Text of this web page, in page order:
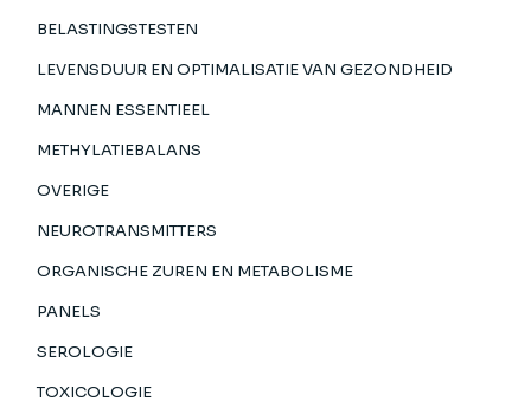
BELASTINGSTESTEN
LEVENSDUUR EN OPTIMALISATIE VAN GEZONDHEID
MANNEN ESSENTIEEL
METHYLATIEBALANS
OVERIGE
NEUROTRANSMITTERS
ORGANISCHE ZUREN EN METABOLISME
PANELS
SEROLOGIE
TOXICOLOGIE